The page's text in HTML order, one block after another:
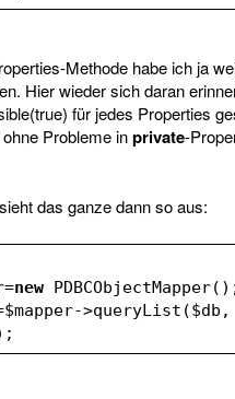
Methode habe ich ja
Hier wieder sich daran
für jedes Properties
Probleme inprivate-
das ganze dann so aus:
=new
$mapper->queryList($db ,